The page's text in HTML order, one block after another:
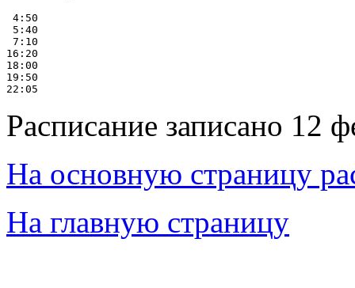
4:50
5:40
7:10
16:20
18:00
19:50
Расписание записано 12
На основную страницу
На главную страницу